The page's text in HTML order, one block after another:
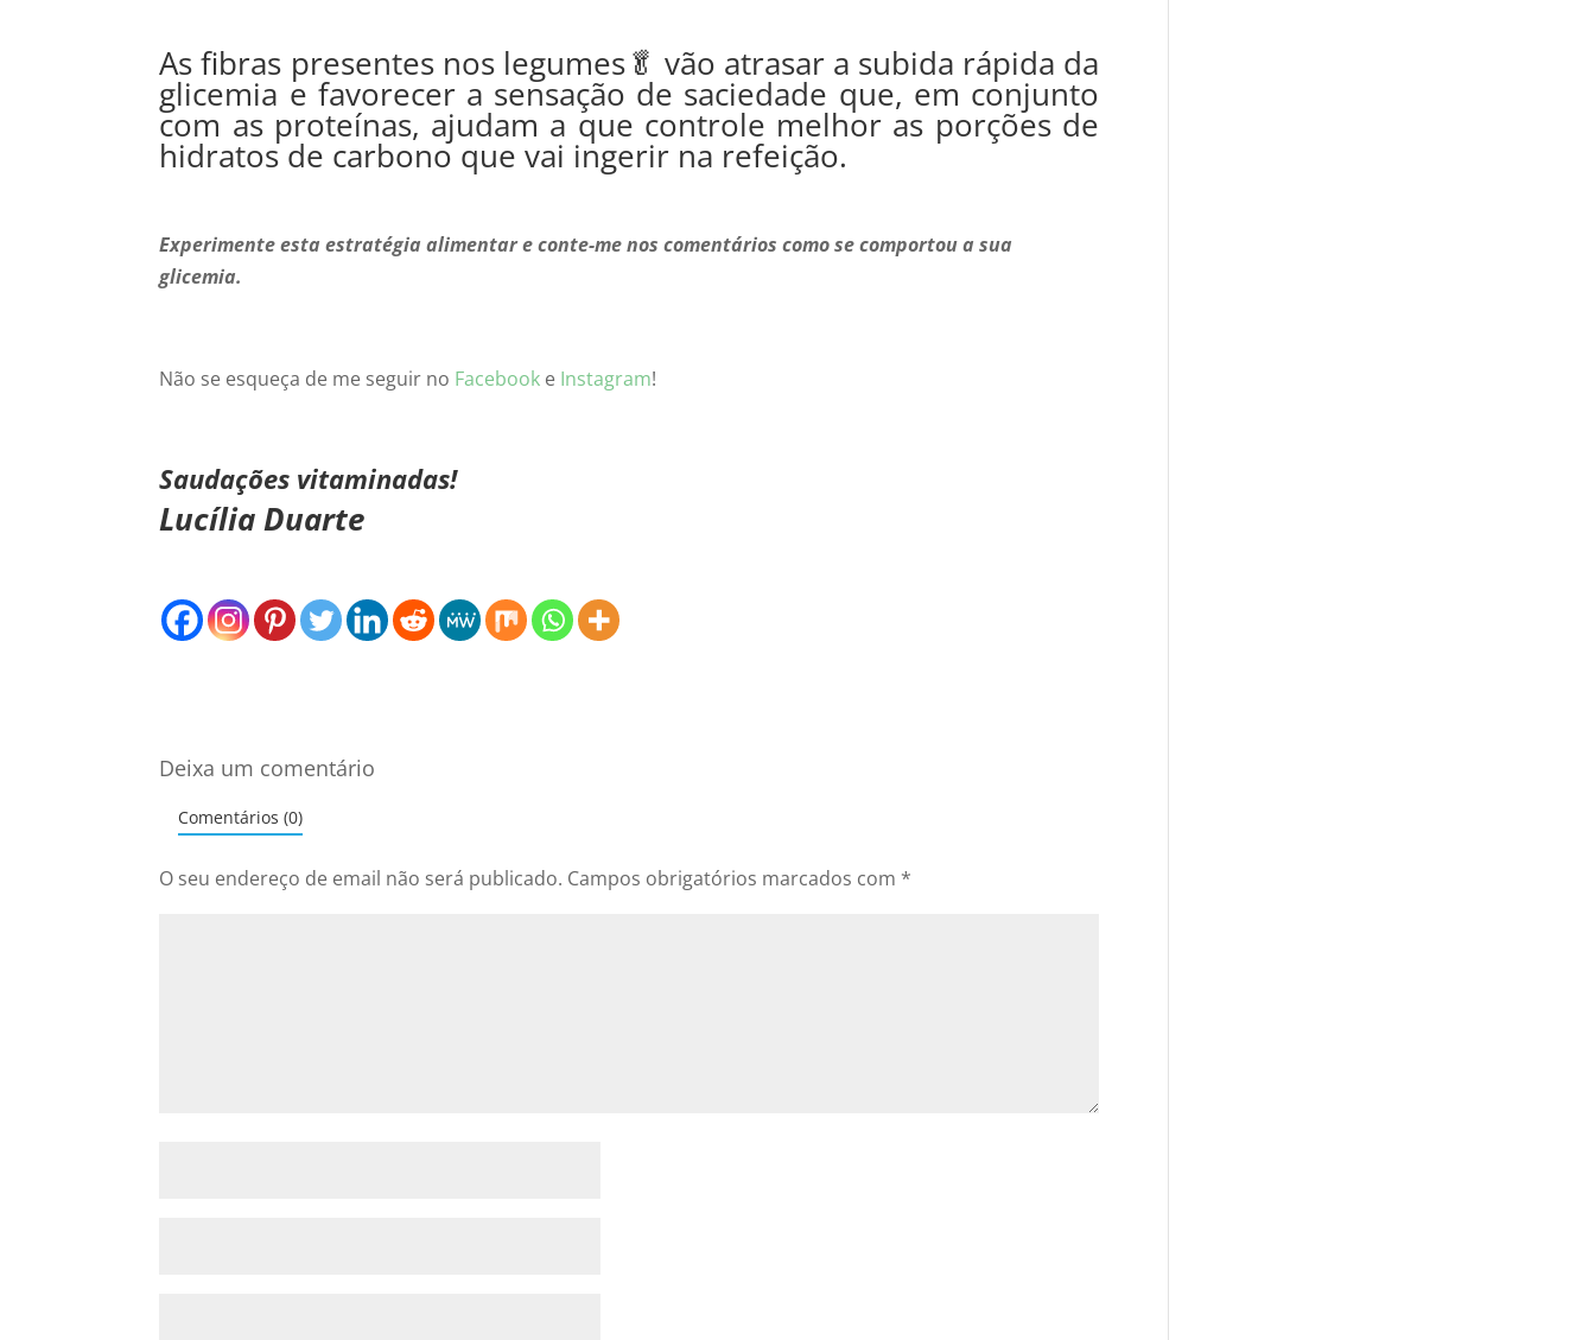
As fibras presentes nos legumes🥬 vão atrasar a subida rápida da
glicemia e favorecer a sensação de saciedade que, em conjunto
com as proteínas, ajudam a que controle melhor as porções de
hidratos de carbono que vai ingerir na refeição.
Experimente esta estratégia alimentar e conte-me nos comentários como se comportou a sua
glicemia.
Não se esqueça de me seguir no Facebook e Instagram!
Saudações vitaminadas!
Lucília Duarte
Deixa um comentário
Comentários (0)
O seu endereço de email não será publicado. Campos obrigatórios marcados com *